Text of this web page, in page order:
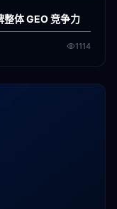
体 GEO 竞争力
1114